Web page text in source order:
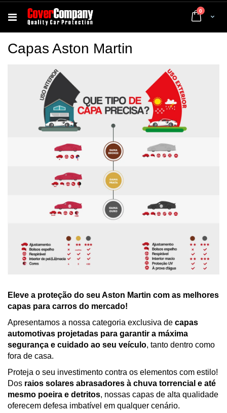
Cart
0 artigos
Capas Aston Martin
Eleve a proteção do seu Aston Martin com as melhores
capas para carros do mercado!
Apresentamos a nossa categoria exclusiva de capas
automotivas projetadas para garantir a máxima
segurança e cuidado ao seu veículo, tanto dentro como
fora de casa.
Proteja o seu investimento contra os elementos com estilo!
Dos raios solares abrasadores à chuva torrencial e até
mesmo poeira e detritos, nossas capas de alta qualidade
oferecem defesa imbatível em qualquer cenário.